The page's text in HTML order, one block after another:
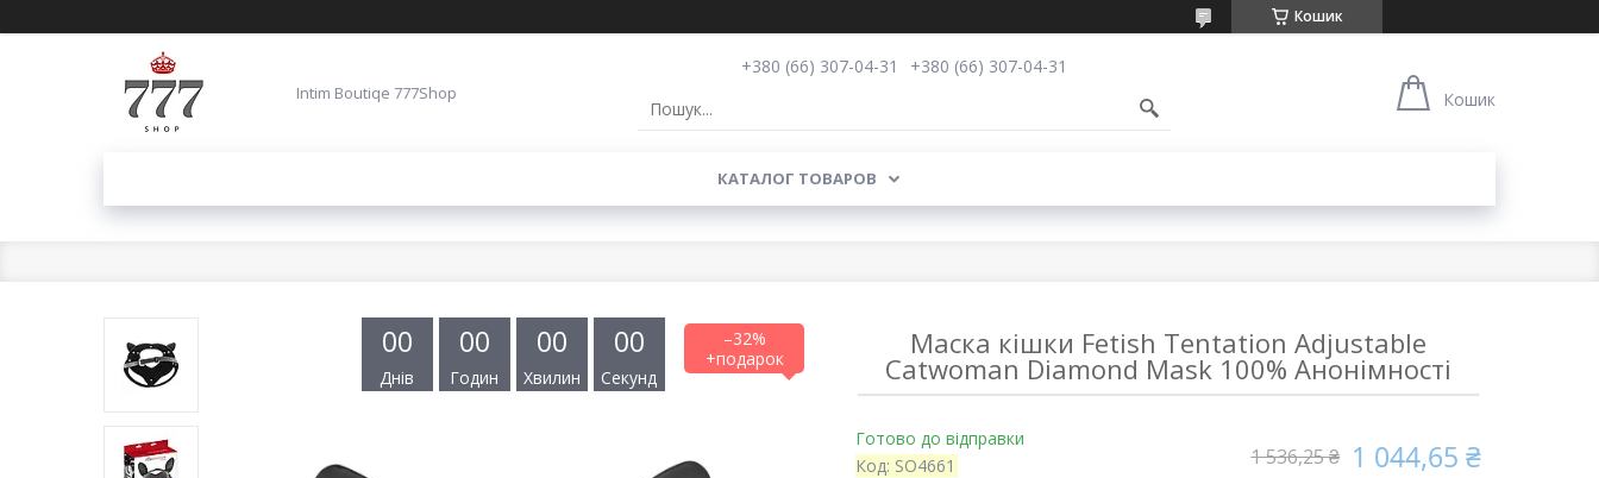
Кошик
Intim Boutiqe 777Shop
+380 (66) 307-04-31
+380 (66) 307-04-31
Кошик
КАТАЛОГ ТОВАРОВ
–32%
00
Днів
00
Годин
00
Хвилин
00
Секунд
Маска кішки Fetish Tentation Adjustable
Catwoman Diamond Mask 100% Анонімності
Готово до відправки
Код: SO4661 1 536,25 ₴ 1 044,65 ₴